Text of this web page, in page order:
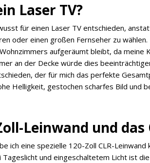
Laser TV?
für einen Laser TV entschieden,
oder einen großen Fernseher zu
aufgeräumt bleibt, da meine
an der Decke würde dies
der für mich das perfekte
Helligkeit, gestochen scharfes Bild und
Leinwand und das
ich eine spezielle 120-Zoll CLR-
Tageslicht und eingeschaltetem Licht ist